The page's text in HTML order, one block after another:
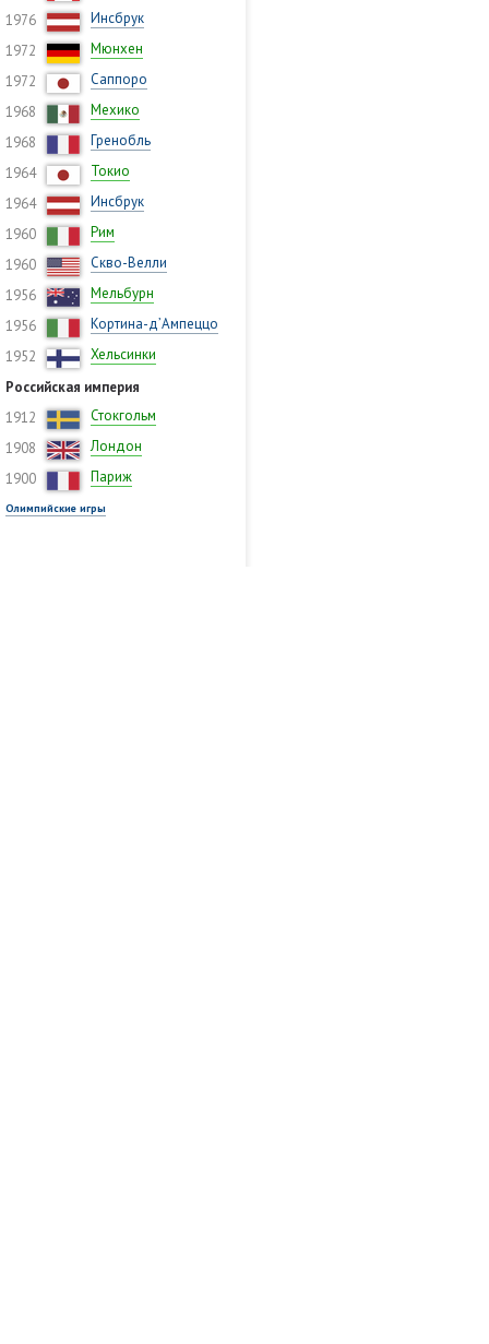
1976
Инсбрук
1972
Мюнхен
1972
Саппоро
1968
Мехико
1968
Гренобль
1964
Токио
1964
Инсбрук
1960
Рим
1960
Скво-Велли
1956
Мельбурн
1956
Кортина-д’Ампеццо
1952
Хельсинки
Российская империя
1912
Стокгольм
1908
Лондон
1900
Париж
Олимпийские игры